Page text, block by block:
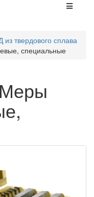
из твердового сплава
специальные